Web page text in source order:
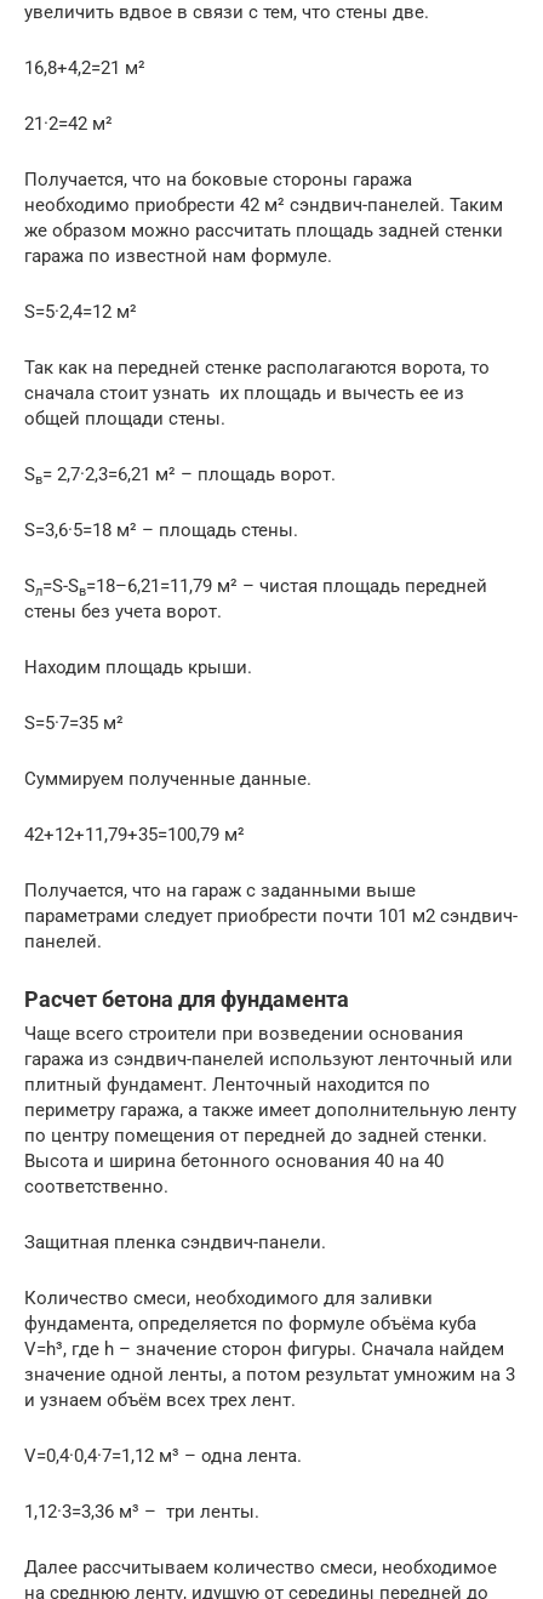
увеличить вдвое в связи с тем, что стены две.
16,8+4,2=21 м²
21·2=42 м²
Получается, что на боковые стороны гаража
необходимо приобрести 42 м² сэндвич-панелей. Таким
же образом можно рассчитать площадь задней стенки
гаража по известной нам формуле.
S=5·2,4=12 м²
Так как на передней стенке располагаются ворота, то
сначала стоит узнать их площадь и вычесть ее из
общей площади стены.
Sв= 2,7·2,3=6,21 м² – площадь ворот.
S=3,6·5=18 м² – площадь стены.
Sл=S-Sв=18–6,21=11,79 м² – чистая площадь передней
стены без учета ворот.
Находим площадь крыши.
S=5·7=35 м²
Суммируем полученные данные.
42+12+11,79+35=100,79 м²
Получается, что на гараж с заданными выше
параметрами следует приобрести почти 101 м2 сэндвич-
панелей.
Расчет бетона для фундамента
Чаще всего строители при возведении основания
гаража из сэндвич-панелей используют ленточный или
плитный фундамент. Ленточный находится по
периметру гаража, а также имеет дополнительную ленту
по центру помещения от передней до задней стенки.
Высота и ширина бетонного основания 40 на 40
соответственно.
Защитная пленка сэндвич-панели.
Количество смеси, необходимого для заливки
фундамента, определяется по формуле объёма куба
V=h³, где h – значение сторон фигуры. Сначала найдем
значение одной ленты, а потом результат умножим на 3
и узнаем объём всех трех лент.
V=0,4·0,4·7=1,12 м³ – одна лента.
1,12·3=3,36 м³ – три ленты.
Далее рассчитываем количество смеси, необходимое
на среднюю ленту, идущую от середины передней до